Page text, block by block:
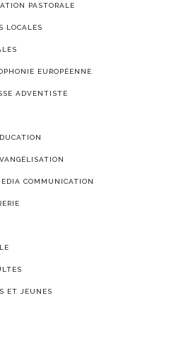
PASTORALE
LOCALES
EUROPÉENNE
ADVENTISTE
COMMUNICATION
ET JEUNES